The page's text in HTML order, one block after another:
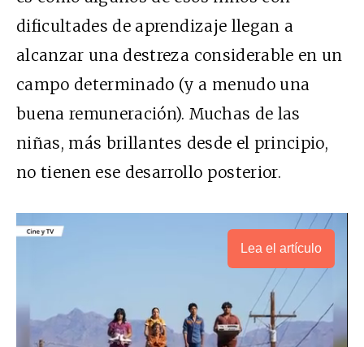
dificultades de aprendizaje llegan a
alcanzar una destreza considerable en un
campo determinado (y a menudo una
buena remuneración). Muchas de las
niñas, más brillantes desde el principio,
no tienen ese desarrollo posterior.
Lea el artículo